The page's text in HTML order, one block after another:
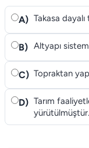
A) Takasa dayalı
B) Altyapı
C) Topraktan
D) Tarım
yürütülmüştür.